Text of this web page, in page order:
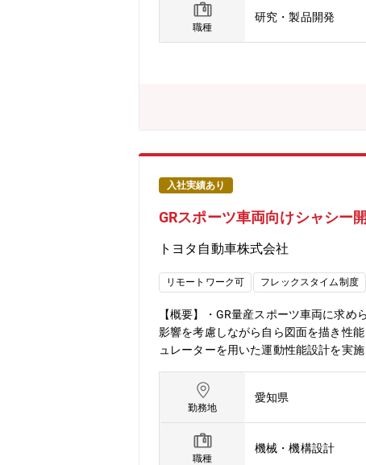
品のCAEとは違うハードルがあります
ムを解明する面白さ、できなかったシ
スの革新、大学やスタートアップとの
け、セラミックスをコアとした新製品
職種
研究・製品開発
入社実績あり
GRスポーツ車両向けシャシー
トヨタ自動車株式会社
リモートワーク可 フレックスタイム制度
【概要】・GR量産スポーツ車両に求
影響を考慮しながら自ら図面を描き性
ュレーターを用いた運動性能設計を実
ャシー部品（サスペンション、タイヤ
ュレーターを用いた運動性能設計･開
られる性能目標提案（運動性能、信頼
ニーの車両開発部に所属し、スポーツ
ー設計という幅広い技術領域を担当す
勤務地
愛知県
職種
機械・機構設計